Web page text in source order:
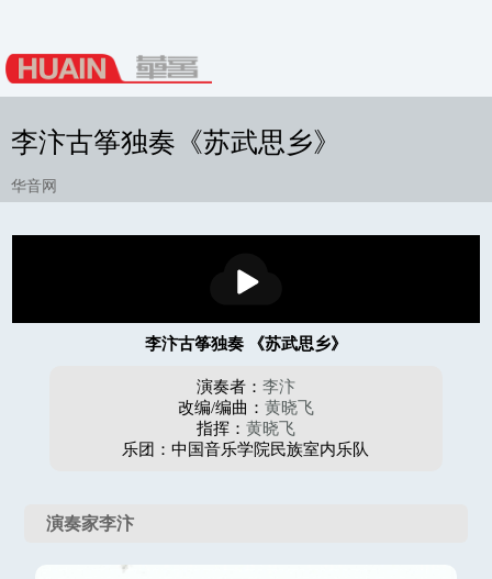
李汴古筝独奏《苏武思乡》
华音网
放
李汴古筝独奏 《苏武思乡》
演奏者： 李汴
改编/编曲： 黄晓飞
指挥： 黄晓飞
乐团：中国音乐学院民族室内乐队
演奏家李汴